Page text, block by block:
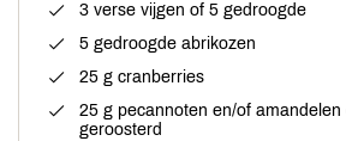
3 verse vijgen of 5 gedroogde
5 gedroogde abrikozen
25 g cranberries
25 g pecannoten en/of amandelen
geroosterd